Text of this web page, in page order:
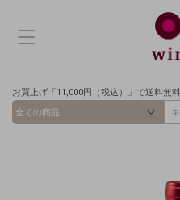
お買上げ「11,000円（税込）」で送料無料